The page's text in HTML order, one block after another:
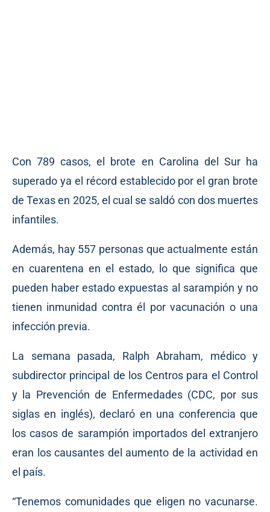
Con 789 casos, el brote en Carolina del Sur ha
superado ya el récord establecido por el gran brote
de Texas en 2025, el cual se saldó con dos muertes
infantiles.
Además, hay 557 personas que actualmente están
en cuarentena en el estado, lo que significa que
pueden haber estado expuestas al sarampión y no
tienen inmunidad contra él por vacunación o una
infección previa.
La semana pasada, Ralph Abraham, médico y
subdirector principal de los Centros para el Control
y la Prevención de Enfermedades (CDC, por sus
siglas en inglés), declaró en una conferencia que
los casos de sarampión importados del extranjero
eran los causantes del aumento de la actividad en
el país.
“Tenemos comunidades que eligen no vacunarse.